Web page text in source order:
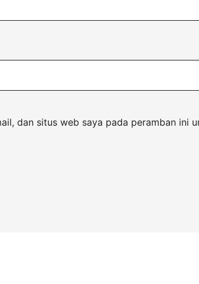
dan situs web saya pada peramban ini